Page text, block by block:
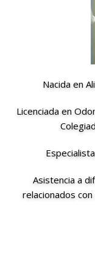
Nacida en
Licenciada en
Asistencia a
relacionados